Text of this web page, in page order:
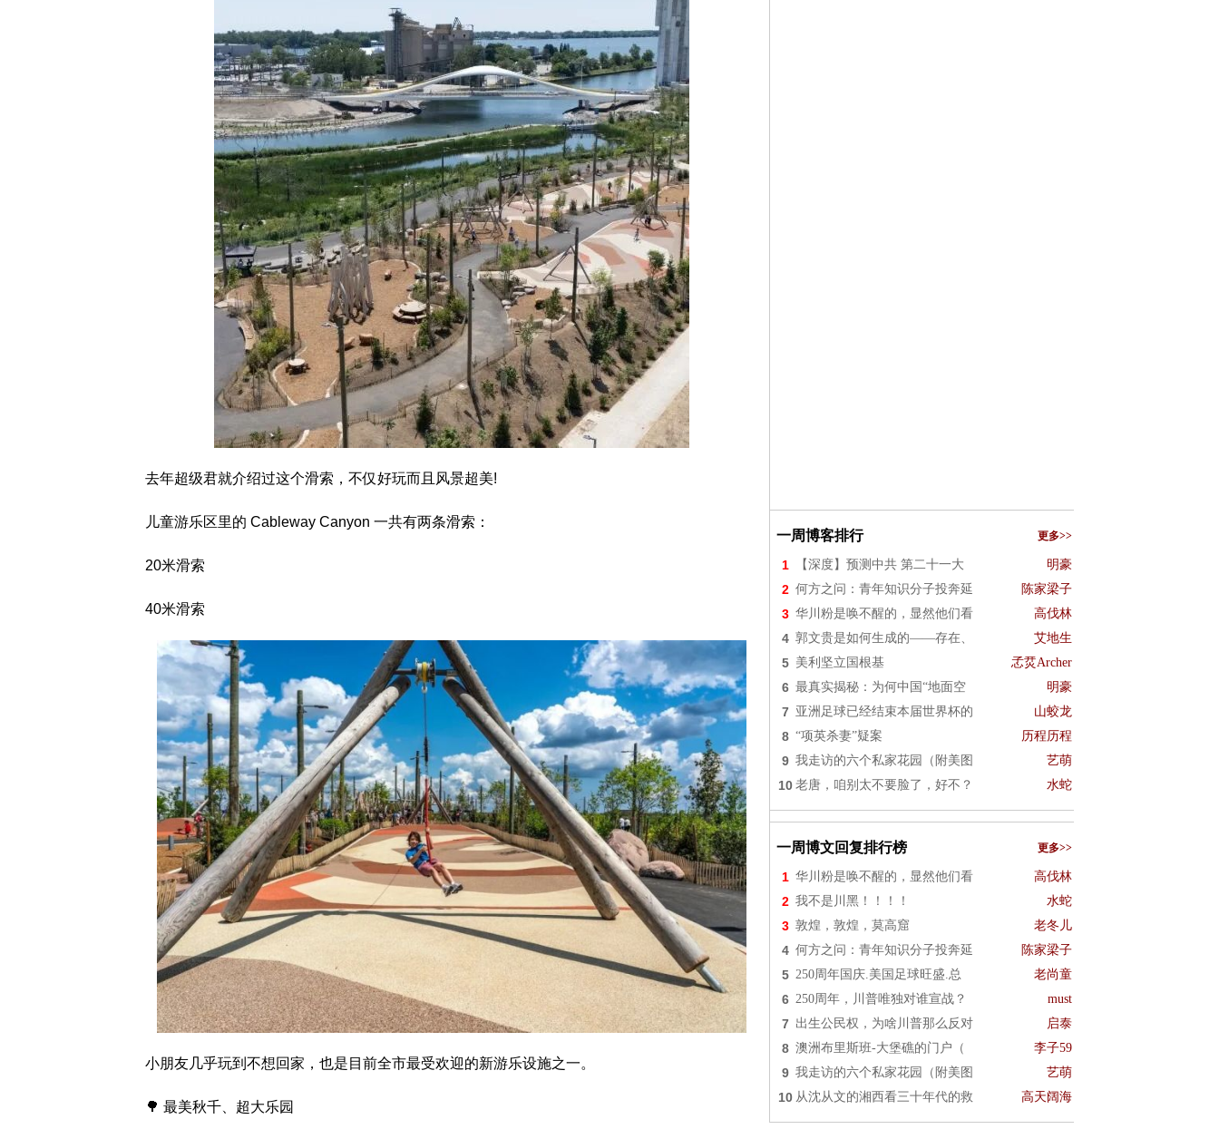
去年超级君就介绍过这个滑索，不仅好玩而且风景超美!
儿童游乐区里的 Cableway Canyon 一共有两条滑索：
20米滑索
40米滑索
小朋友几乎玩到不想回家，也是目前全市最受欢迎的新游乐设施之一。
🌳 最美秋千、超大乐园
一周博客排行 更多>>
1 【深度】预测中共 第二十一大 明豪
2 何方之问：青年知识分子投奔延 陈家梁子
3 华川粉是唤不醒的，显然他们看 高伐林
4 郭文贵是如何生成的——存在、 艾地生
5 美利坚立国根基 孞烎Archer
6 最真实揭秘：为何中国“地面空 明豪
7 亚洲足球已经结束本届世界杯的 山蛟龙
8 “项英杀妻”疑案 历程历程
9 我走访的六个私家花园（附美图 艺萌
10 老唐，咱别太不要脸了，好不？ 水蛇
一周博文回复排行榜 更多>>
1 华川粉是唤不醒的，显然他们看 高伐林
2 我不是川黑！！！！ 水蛇
3 敦煌，敦煌，莫高窟 老冬儿
4 何方之问：青年知识分子投奔延 陈家梁子
5 250周年国庆.美国足球旺盛.总 老尚童
6 250周年，川普唯独对谁宣战？ must
7 出生公民权，为啥川普那么反对 启泰
8 澳洲布里斯班-大堡礁的门户（ 李子59
9 我走访的六个私家花园（附美图 艺萌
10 从沈从文的湘西看三十年代的救 高天阔海